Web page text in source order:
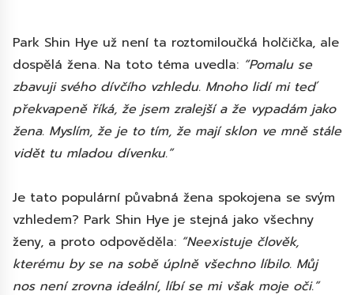
Park Shin Hye už není ta roztomiloučká holčička, ale
dospělá žena. Na toto téma uvedla: “Pomalu se
zbavuji svého dívčího vzhledu. Mnoho lidí mi teď
překvapeně říká, že jsem zralejší a že vypadám jako
žena. Myslím, že je to tím, že mají sklon ve mně stále
vidět tu mladou dívenku.”
Je tato populární půvabná žena spokojena se svým
vzhledem? Park Shin Hye je stejná jako všechny
ženy, a proto odpověděla: “Neexistuje člověk,
kterému by se na sobě úplně všechno líbilo. Můj
nos není zrovna ideální, líbí se mi však moje oči.”